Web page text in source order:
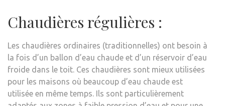
Chaudières régulières :
Les chaudières ordinaires (traditionnelles) ont besoin à
la fois d’un ballon d’eau chaude et d’un réservoir d’eau
froide dans le toit. Ces chaudières sont mieux utilisées
pour les maisons où beaucoup d’eau chaude est
utilisée en même temps. Ils sont particulièrement